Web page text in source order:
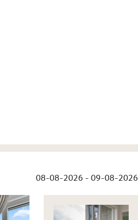
08-08-2026 - 09-08-2026